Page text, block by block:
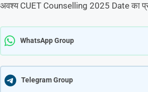
अवश्य CUET Counselling 2025 Date का
WhatsApp Group
Telegram Group